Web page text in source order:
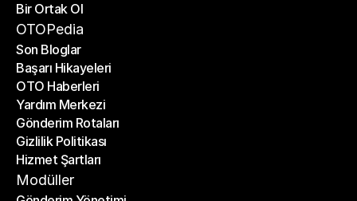
Gönderim API'si
Bir Ortak Ol
Bir Ortak Ol
OTOPedia
Son Bloglar
Son Bloglar
Başarı Hikayeleri
Başarı Hikayeleri
OTO Haberleri
OTO Haberleri
Yardım Merkezi
Yardım Merkezi
Gönderim Rotaları
Gönderim Rotaları
Gizlilik Politikası
Gizlilik Politikası
Hizmet Şartları
Hizmet Şartları
Modüller